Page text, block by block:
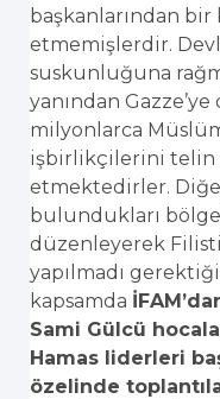
başkanlarından
etmemişlerdir.
suskunluğuna
yanından
milyonlarca
işbirlikçilerini telin
etmektedirler.
bulundukları
düzenleyerek
yapılmadı
kapsamda
Sami Gülcü
Hamas liderleri
özelinde